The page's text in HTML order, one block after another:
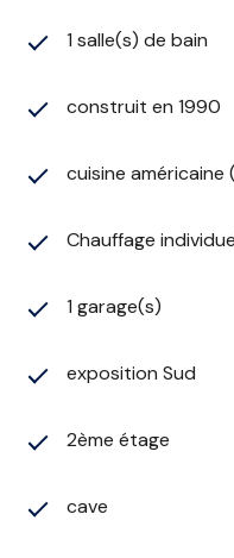
1 salle(s) de bain
construit en 1990
cuisine américaine
Chauffage
1 garage(s)
exposition Sud
2ème étage
cave